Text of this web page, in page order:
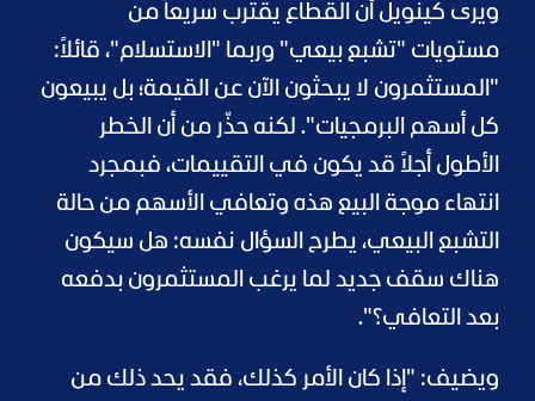
ويرى كينويل أن القطاع يقترب سريعاً من
مستويات "تشبع بيعي" وربما "الاستسلام"، قائلاً:
"المستثمرون لا يبحثون الآن عن القيمة؛ بل يبيعون
كل أسهم البرمجيات". لكنه حذّر من أن الخطر
الأطول أجلاً قد يكون في التقييمات، فبمجرد
انتهاء موجة البيع هذه وتعافي الأسهم من حالة
التشبع البيعي، يطرح السؤال نفسه: هل سيكون
هناك سقف جديد لما يرغب المستثمرون بدفعه
بعد التعافي؟".
ويضيف: "إذا كان الأمر كذلك، فقد يحد ذلك من